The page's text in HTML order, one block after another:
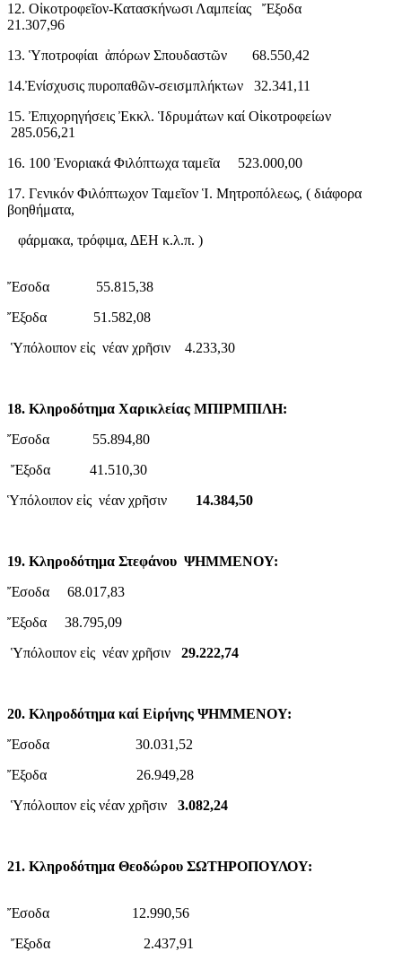
12. Οἰκοτροφεῖον-Κατασκήνωσι Λαμπείας Ἔξοδα
21.307,96
13. Ὑποτροφίαι ἀπόρων Σπουδαστῶν 68.550,42
14.Ἐνίσχυσις πυροπαθῶν-σεισμπλήκτων 32.341,11
15. Ἐπιχορηγήσεις Ἐκκλ. Ἱδρυμάτων καί Οἰκοτροφείων
285.056,21
16. 100 Ἐνοριακά Φιλόπτωχα ταμεῖα 523.000,00
17. Γενικόν Φιλόπτωχον Ταμεῖον Ἱ. Μητροπόλεως, ( διάφορα
βοηθήματα,
φάρμακα, τρόφιμα, ΔΕΗ κ.λ.π. )
Ἔσοδα 55.815,38
Ἔξοδα 51.582,08
Ὑπόλοιπον εἰς νέαν χρῆσιν 4.233,30
18. Κληροδότημα Χαρικλείας ΜΠΙΡΜΠΙΛΗ:
Ἔσοδα 55.894,80
Ἔξοδα 41.510,30
Ὑπόλοιπον εἰς νέαν χρῆσιν 14.384,50
19. Κληροδότημα Στεφάνου ΨΗΜΜΕΝΟΥ:
Ἔσοδα 68.017,83
Ἔξοδα 38.795,09
Ὑπόλοιπον εἰς νέαν χρῆσιν
29.222,74
20. Κληροδότημα καί Εἰρήνης ΨΗΜΜΕΝΟΥ:
Ἔσοδα 30.031,52
Ἔξοδα 26.949,28
Ὑπόλοιπον εἰς νέαν χρῆσιν
3.082,24
21. Κληροδότημα Θεοδώρου ΣΩΤΗΡΟΠΟΥΛΟΥ:
Ἔσοδα 12.990,56
Ἔξοδα 2.437,91